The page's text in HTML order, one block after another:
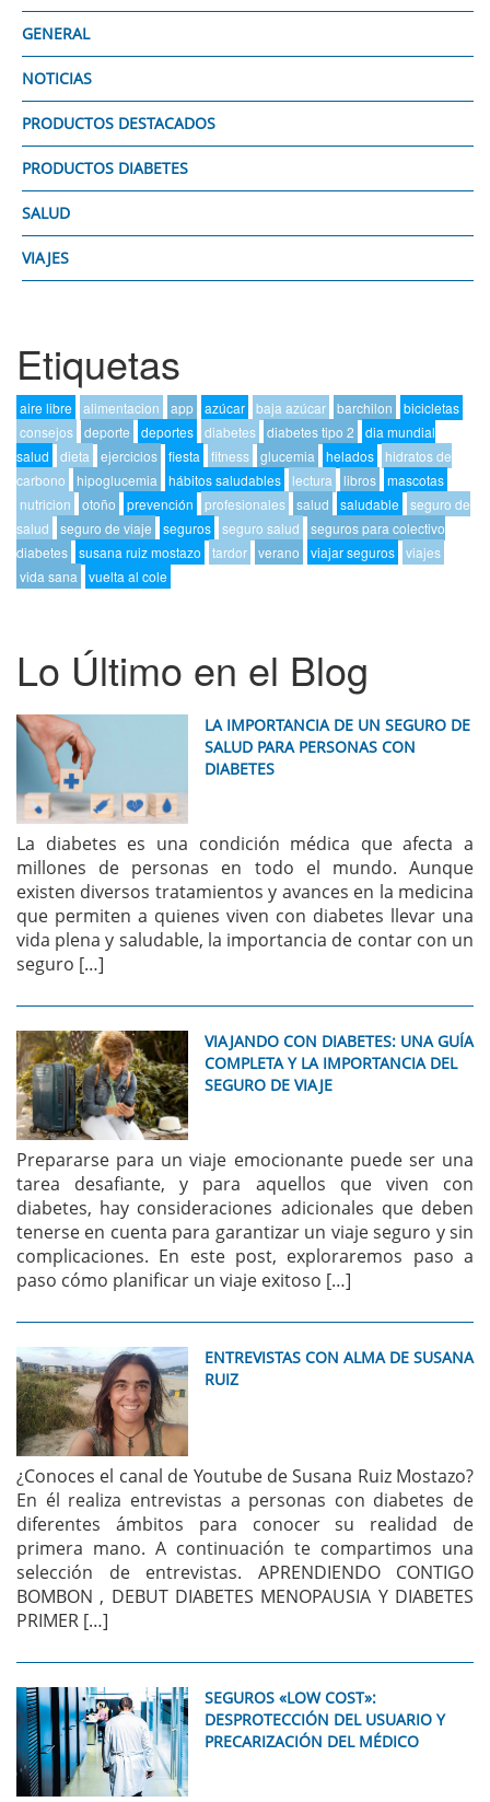
GENERAL
NOTICIAS
PRODUCTOS DESTACADOS
PRODUCTOS DIABETES
SALUD
VIAJES
Etiquetas
aire libre alimentacion app azúcar baja azúcar barchilon
bicicletas
consejos deporte deportes diabetes diabetes tipo 2
dia mundial
salud
dieta ejercicios fiesta fitness glucemia helados
hidratos de
carbono
hipoglucemia hábitos saludables lectura libros mascotas
nutricion
otoño prevención profesionales salud saludable seguro de
salud
seguro de viaje seguros seguro salud
seguros para colectivo
diabetes susana ruiz mostazo tardor verano viajar seguros viajes
vida sana
vuelta al cole
Lo Último en el Blog
LA IMPORTANCIA DE UN SEGURO DE
SALUD PARA PERSONAS CON
DIABETES
La diabetes es una condición médica que afecta a
millones de personas en todo el mundo. Aunque
existen diversos tratamientos y avances en la medicina
que permiten a quienes viven con diabetes llevar una
vida plena y saludable, la importancia de contar con un
seguro […]
VIAJANDO CON DIABETES: UNA GUÍA
COMPLETA Y LA IMPORTANCIA DEL
SEGURO DE VIAJE
Prepararse para un viaje emocionante puede ser una
tarea desafiante, y para aquellos que viven con
diabetes, hay consideraciones adicionales que deben
tenerse en cuenta para garantizar un viaje seguro y sin
complicaciones. En este post, exploraremos paso a
paso cómo planificar un viaje exitoso […]
ENTREVISTAS CON ALMA DE SUSANA
RUIZ
¿Conoces el canal de Youtube de Susana Ruiz Mostazo?
En él realiza entrevistas a personas con diabetes de
diferentes ámbitos para conocer su realidad de
primera mano. A continuación te compartimos una
selección de entrevistas. APRENDIENDO CONTIGO
BOMBON , DEBUT DIABETES MENOPAUSIA Y DIABETES
PRIMER […]
SEGUROS «LOW COST»:
DESPROTECCIÓN DEL USUARIO Y
PRECARIZACIÓN DEL MÉDICO